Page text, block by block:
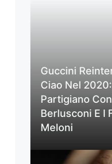
Guccini
Ciao Nel
Partigiano
Berlusconi E I
Meloni